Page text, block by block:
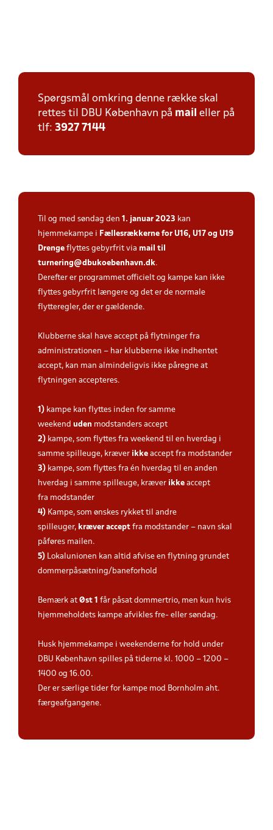
Spørgsmål omkring denne række skal
rettes til DBU København på mail eller på
tlf: 3927 7144
Til og med søndag den 1. januar 2023 kan
hjemmekampe i Fællesrækkerne for U16, U17 og U19
Drenge flyttes gebyrfrit via mail til
turnering@dbukoebenhavn.dk.
Derefter er programmet officielt og kampe kan ikke
flyttes gebyrfrit længere og det er de normale
flytteregler, der er gældende.
Klubberne skal have accept på flytninger fra
administrationen – har klubberne ikke indhentet
accept, kan man almindeligvis ikke påregne at
flytningen accepteres.
1) kampe kan flyttes inden for samme
weekend uden modstanders accept
2) kampe, som flyttes fra weekend til en hverdag i
samme spilleuge, kræver ikke accept fra modstander
3) kampe, som flyttes fra én hverdag til en anden
hverdag i samme spilleuge, kræver ikke accept
fra modstander
4) Kampe, som ønskes rykket til andre
spilleuger, kræver accept fra modstander – navn skal
påføres mailen.
5) Lokalunionen kan altid afvise en flytning grundet
dommerpåsætning/baneforhold
Bemærk at Øst 1 får påsat dommertrio, men kun hvis
hjemmeholdets kampe afvikles fre- eller søndag.
Husk hjemmekampe i weekenderne for hold under
DBU København spilles på tiderne kl. 1000 – 1200 –
1400 og 16.00.
Der er særlige tider for kampe mod Bornholm aht.
færgeafgangene.